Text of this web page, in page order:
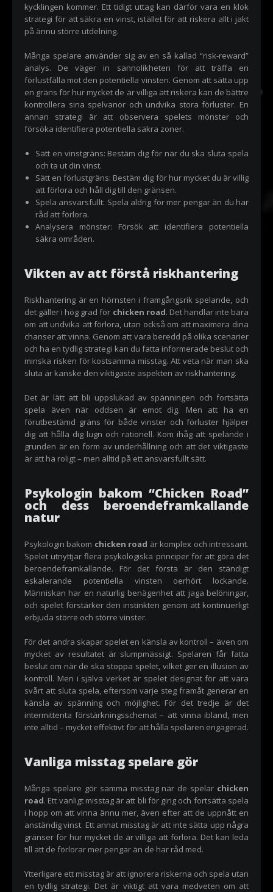
kycklingen kommer. Ett tidigt uttag kan därför vara en klok
strategi för att säkra en vinst, istället för att riskera allt i jakt
på ännu större utdelning.
Många spelare använder sig av en så kallad “risk-reward”
analys. De väger in sannolikheten för att träffa en
förlustfälla mot den potentiella vinsten. Genom att sätta upp
en gräns för hur mycket de är villiga att riskera kan de bättre
kontrollera sina spelvanor och undvika stora förluster. En
annan strategi är att observera spelets mönster och
försöka identifiera potentiella säkra zoner.
Sätt en vinstgräns: Bestäm dig för när du ska sluta spela
och ta ut din vinst.
Sätt en förlustgräns: Bestäm dig för hur mycket du är villig
att förlora och håll dig till den gränsen.
Spela ansvarsfullt: Spela aldrig för mer pengar än du har
råd att förlora.
Analysera mönster: Försök att identifiera potentiella
säkra områden.
Vikten av att förstå riskhantering
Riskhantering är en hörnsten i framgångsrik spelande, och
det gäller i hög grad för chicken road. Det handlar inte bara
om att undvika att förlora, utan också om att maximera dina
chanser att vinna. Genom att vara beredd på olika scenarier
och ha en tydlig strategi kan du fatta informerade beslut och
minska risken för kostsamma misstag. Att veta när man ska
sluta är kanske den viktigaste aspekten av riskhantering.
Det är lätt att bli uppslukad av spänningen och fortsätta
spela även när oddsen är emot dig. Men att ha en
förutbestämd gräns för både vinster och förluster hjälper
dig att hålla dig lugn och rationell. Kom ihåg att spelande i
grunden är en form av underhållning och att det viktigaste
är att ha roligt – men alltid på ett ansvarsfullt sätt.
Psykologin bakom “Chicken Road”
och dess beroendeframkallande
natur
Psykologin bakom chicken road är komplex och intressant.
Spelet utnyttjar flera psykologiska principer för att göra det
beroendeframkallande. För det första är den ständigt
eskalerande potentiella vinsten oerhört lockande.
Människan har en naturlig benägenhet att jaga belöningar,
och spelet förstärker den instinkten genom att kontinuerligt
erbjuda större och större vinster.
För det andra skapar spelet en känsla av kontroll – även om
mycket av resultatet är slumpmässigt. Spelaren får fatta
beslut om när de ska stoppa spelet, vilket ger en illusion av
kontroll. Men i själva verket är spelet designat för att vara
svårt att sluta spela, eftersom varje steg framåt generar en
känsla av spänning och möjlighet. För det tredje är det
intermittenta förstärkningsschemat – att vinna ibland, men
inte alltid – mycket effektivt för att hålla spelaren engagerad.
Vanliga misstag spelare gör
Många spelare gör samma misstag när de spelar chicken
road. Ett vanligt misstag är att bli för girig och fortsätta spela
i hopp om att vinna ännu mer, även efter att de uppnått en
anständig vinst. Ett annat misstag är att inte sätta upp några
gränser för hur mycket de är villiga att förlora. Det kan leda
till att de förlorar mer pengar än de har råd med.
Ytterligare ett misstag är att ignorera riskerna och spela utan
en tydlig strategi. Det är viktigt att vara medveten om att